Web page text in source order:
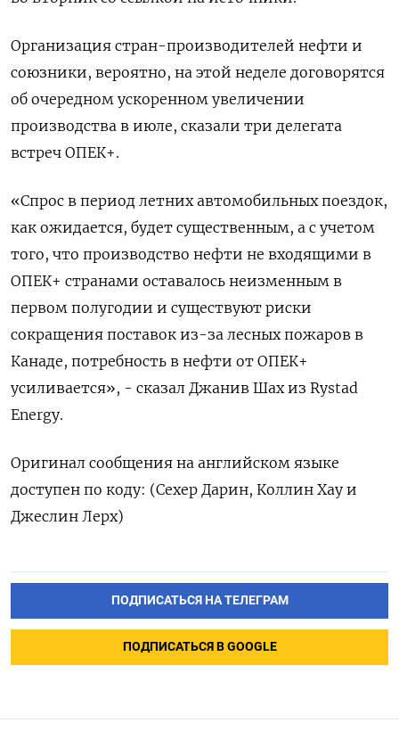
Организация стран-производителей нефти и
союзники, вероятно, на этой неделе договорятся
об очередном ускоренном увеличении
производства в июле, сказали три делегата
встреч ОПЕК+.
«Спрос в период летних автомобильных поездок,
как ожидается, будет существенным, а с учетом
того, что производство нефти не входящими в
ОПЕК+ странами оставалось неизменным в
первом полугодии и существуют риски
сокращения поставок из-за лесных пожаров в
Канаде, потребность в нефти от ОПЕК+
усиливается», - сказал Джанив Шах из Rystad
Energy.
Оригинал сообщения на английском языке
доступен по коду: (Сехер Дарин, Коллин Хау и
Джеслин Лерх)
ПОДПИСАТЬСЯ НА ТЕЛЕГРАМ
ПОДПИСАТЬСЯ В GOOGLE